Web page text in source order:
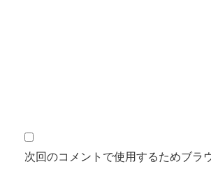
次回のコメントで使用するためブラ